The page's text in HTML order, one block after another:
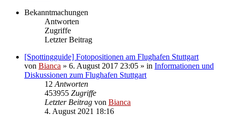
Bekanntmachungen
Antworten
Zugriffe
Letzter Beitrag
[Spottingguide] Fotopositionen am Flughafen Stuttgart
von Bianca » 6. August 2017 23:05 » in Informationen und
Diskussionen zum Flughafen Stuttgart
12 Antworten
453955 Zugriffe
Letzter Beitrag von Bianca
4. August 2021 18:16